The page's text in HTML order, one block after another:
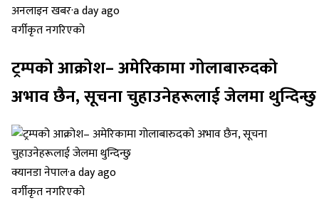
अनलाइन खबर·a day ago
वर्गीकृत नगरिएको
ट्रम्पको आक्रोश– अमेरिकामा गोलाबारुदको
अभाव छैन, सूचना चुहाउनेहरूलाई जेलमा थुन्दिन्छु
क्यानडा नेपाल·a day ago
वर्गीकृत नगरिएको